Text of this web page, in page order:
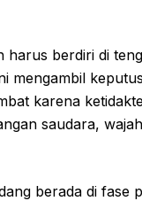
berdiri di
mengambil
karena
saudara,
berada di fase